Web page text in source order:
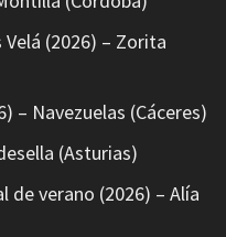
(2026) – Zorita
– Navezuelas (Cáceres)
(Asturias)
de verano (2026) – Alía